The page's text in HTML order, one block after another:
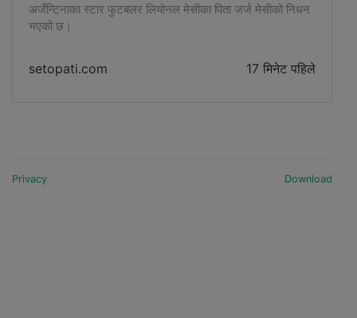
अर्जेन्टिनाका स्टार फुटबलर लियोनल मेसीका पिता जर्ज मेसीको निधन
भएको छ।
setopati.com 17 मिनेट पहिले
Privacy Download